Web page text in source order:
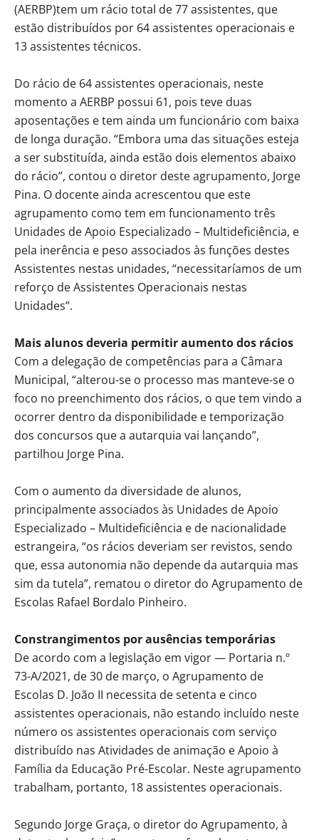
(AERBP)tem um rácio total de 77 assistentes, que
estão distribuídos por 64 assistentes operacionais e
13 assistentes técnicos.
Do rácio de 64 assistentes operacionais, neste
momento a AERBP possui 61, pois teve duas
aposentações e tem ainda um funcionário com baixa
de longa duração. “Embora uma das situações esteja
a ser substituída, ainda estão dois elementos abaixo
do rácio”, contou o diretor deste agrupamento, Jorge
Pina. O docente ainda acrescentou que este
agrupamento como tem em funcionamento três
Unidades de Apoio Especializado – Multideficiência, e
pela inerência e peso associados às funções destes
Assistentes nestas unidades, “necessitaríamos de um
reforço de Assistentes Operacionais nestas
Unidades”.
Mais alunos deveria permitir aumento dos rácios
Com a delegação de competências para a Câmara
Municipal, “alterou-se o processo mas manteve-se o
foco no preenchimento dos rácios, o que tem vindo a
ocorrer dentro da disponibilidade e temporização
dos concursos que a autarquia vai lançando”,
partilhou Jorge Pina.
Com o aumento da diversidade de alunos,
principalmente associados às Unidades de Apoio
Especializado – Multideficiência e de nacionalidade
estrangeira, “os rácios deveriam ser revistos, sendo
que, essa autonomia não depende da autarquia mas
sim da tutela”, rematou o diretor do Agrupamento de
Escolas Rafael Bordalo Pinheiro.
Constrangimentos por ausências temporárias
De acordo com a legislação em vigor — Portaria n.º
73-A/2021, de 30 de março, o Agrupamento de
Escolas D. João II necessita de setenta e cinco
assistentes operacionais, não estando incluído neste
número os assistentes operacionais com serviço
distribuído nas Atividades de animação e Apoio à
Família da Educação Pré-Escolar. Neste agrupamento
trabalham, portanto, 18 assistentes operacionais.
Segundo Jorge Graça, o diretor do Agrupamento, à